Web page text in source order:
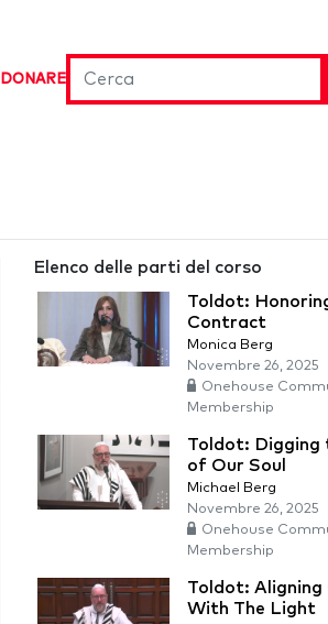
DONARE
Elenco delle parti del corso
Toldot:
Contract
Monica Berg
Novembre 26, 2025
Onehouse
Membership
Toldot: Digging
of Our Soul
Michael Berg
Novembre 26, 2025
Onehouse
Membership
Toldot: Aligning
With The Light